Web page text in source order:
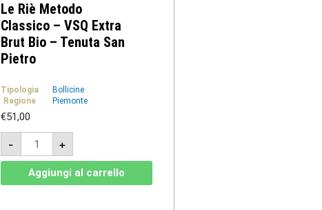
Le Riè Metodo
Classico – VSQ Extra
Brut Bio – Tenuta San
Pietro
Tipologia
Bollicine
Regione
Piemonte
€51,00
-
Le
Riè
Metodo
Classico
VSQ
+
Aggiungi al carrello